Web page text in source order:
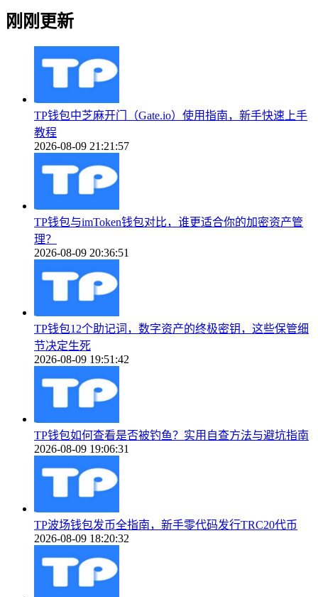
刚刚更新
TP钱包中芝麻开门（Gate.io）使用指南，新手快速上手
教程
2026-08-09 21:21:57
TP钱包与imToken钱包对比，谁更适合你的加密资产管
理？
2026-08-09 20:36:51
TP钱包12个助记词，数字资产的终极密钥，这些保管细
节决定生死
2026-08-09 19:51:42
TP钱包如何查看是否被钓鱼？实用自查方法与避坑指南
2026-08-09 19:06:31
TP波场钱包发币全指南，新手零代码发行TRC20代币
2026-08-09 18:20:32